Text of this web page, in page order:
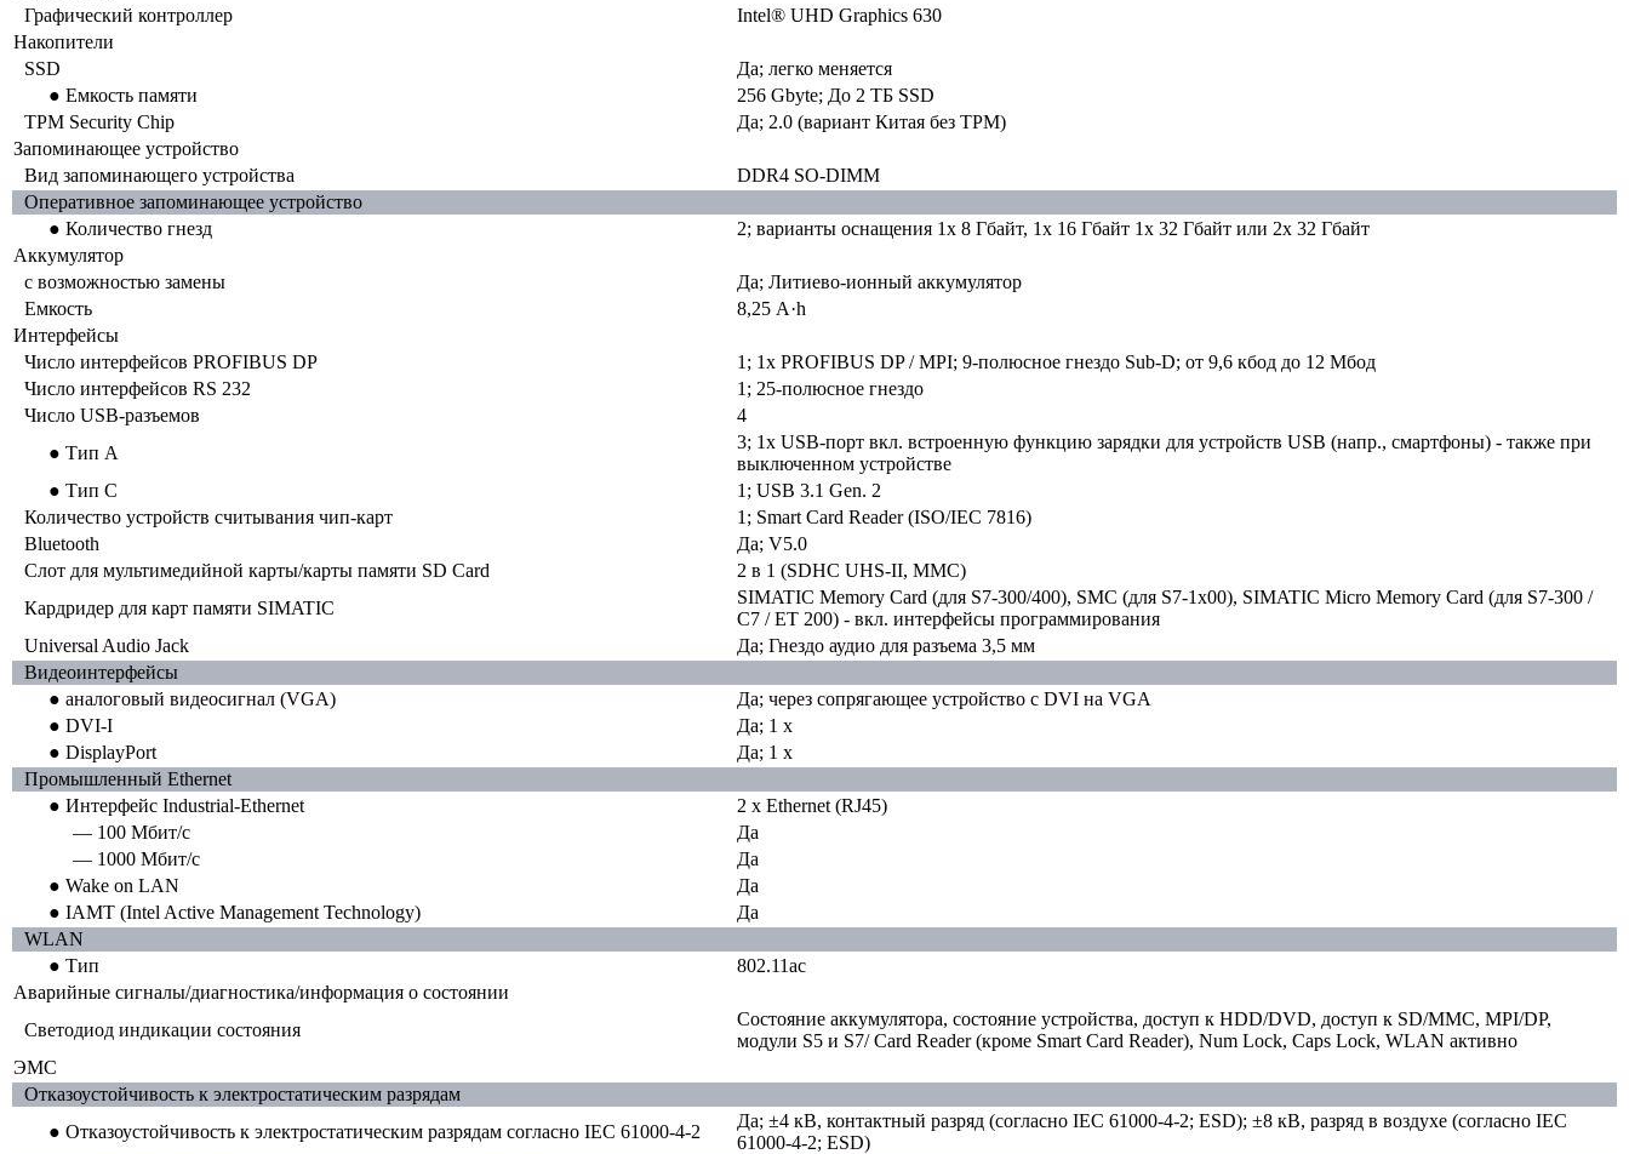
Графический контроллер
Intel® UHD Graphics 630
Накопители
SSD
Да; легко меняется
● Емкость памяти
256 Gbyte; До 2 ТБ SSD
TPM Security Chip
Да; 2.0 (вариант Китая без TPM)
Запоминающее устройство
Вид запоминающего устройства
DDR4 SO-DIMM
Оперативное запоминающее устройство
● Количество гнезд
2; варианты оснащения 1x 8 Гбайт, 1x 16 Гбайт 1x 32 Гбайт или 2x 32 Гбайт
Аккумулятор
с возможностью замены
Да; Литиево-ионный аккумулятор
Емкость
8,25 A·h
Интерфейсы
Число интерфейсов PROFIBUS DP
1; 1x PROFIBUS DP / MPI; 9-полюсное гнездо Sub-D; от 9,6 кбод до 12 Мбод
Число интерфейсов RS 232
1; 25-полюсное гнездо
Число USB-разъемов
4
● Тип A
3; 1x USB-порт вкл. встроенную функцию зарядки для устройств USB (напр., смартфоны) - также при
выключенном устройстве
● Тип C
1; USB 3.1 Gen. 2
Количество устройств считывания чип-карт
1; Smart Card Reader (ISO/IEC 7816)
Bluetooth
Да; V5.0
Слот для мультимедийной карты/карты памяти SD Card
2 в 1 (SDHC UHS-II, MMC)
Кардридер для карт памяти SIMATIC
SIMATIC Memory Card (для S7-300/400), SMC (для S7-1x00), SIMATIC Micro Memory Card (для S7-300 /
C7 / ET 200) - вкл. интерфейсы программирования
Universal Audio Jack
Да; Гнездо аудио для разъема 3,5 мм
Видеоинтерфейсы
● аналоговый видеосигнал (VGA)
Да; через сопрягающее устройство с DVI на VGA
● DVI-I
Да; 1 x
● DisplayPort
Да; 1 x
Промышленный Ethernet
● Интерфейс Industrial-Ethernet
2 x Ethernet (RJ45)
— 100 Мбит/с
Да
— 1000 Мбит/с
Да
● Wake on LAN
Да
● IAMT (Intel Active Management Technology)
Да
WLAN
● Тип
802.11ac
Аварийные сигналы/диагностика/информация о состоянии
Светодиод индикации состояния
Состояние аккумулятора, состояние устройства, доступ к HDD/DVD, доступ к SD/MMC, MPI/DP,
модули S5 и S7/ Card Reader (кроме Smart Card Reader), Num Lock, Caps Lock, WLAN активно
ЭМС
Отказоустойчивость к электростатическим разрядам
● Отказоустойчивость к электростатическим разрядам согласно IEC 61000-4-2
Да; ±4 кВ, контактный разряд (согласно IEC 61000-4-2; ESD); ±8 кВ, разряд в воздухе (согласно IEC
61000-4-2; ESD)